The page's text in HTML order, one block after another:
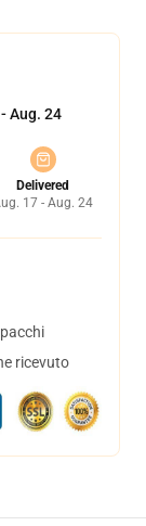
Aug. 24
Delivered
17 - Aug. 24
ricevuto